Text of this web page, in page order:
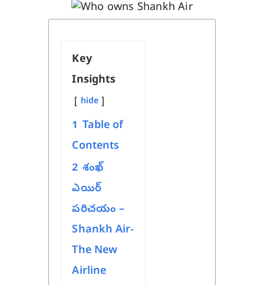
Key
Insights
hide
1 Table of
Contents
2 శంఖ్
ఎయిర్
పరిచయం –
Shankh Air-
The New
Airline